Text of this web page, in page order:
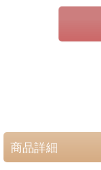
商品詳細